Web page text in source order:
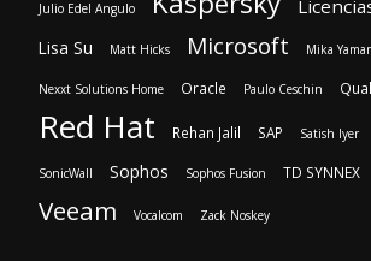
Julio Edel Angulo
Lisa Su Matt Hicks Microsoft Mika
Nexxt Solutions Home Oracle Paulo Ceschin
Red Hat Rehan Jalil SAP Satish Iyer
SonicWall Sophos Sophos Fusion TD SYNNEX
Veeam Vocalcom Zack Noskey